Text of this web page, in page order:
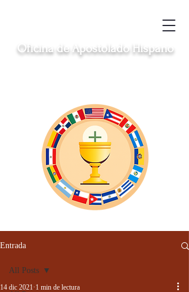
Oficina de Apostolado Hispano
Entrada
All Posts
14 dic 2021 1 min de lectura